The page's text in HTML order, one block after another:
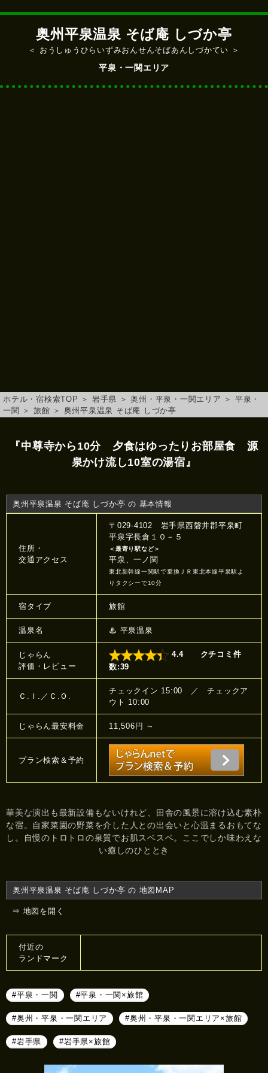
奥州平泉温泉 そば庵 しづか亭
＜ おうしゅうひらいずみおんせんそばあんしづかてい ＞
平泉・一関エリア
ホテル・宿検索TOP ＞ 岩手県 ＞奥州・平泉・一関エリア ＞ 平泉・
一関 ＞ 旅館 ＞ 奥州平泉温泉 そば庵 しづか亭
『中尊寺から10分 夕食はゆったりお部屋食 源
泉かけ流し10室の湯宿』
奥州平泉温泉 そば庵 しづか亭 の 基本情報
住所・
交通アクセス
〒029-4102 岩手県西磐井郡平泉町
平泉字長倉１０－５
＜最寄り駅など＞
平泉、一ノ関
東北新幹線一関駅で乗換ＪＲ東北本線平泉駅よ
りタクシーで10分
宿タイプ 旅館
温泉名 ♨ 平泉温泉
じゃらん
評価・レビュー
4.4
クチコミ件
数:39
Ｃ.Ｉ.／Ｃ.Ｏ.
チェックイン 15:00 ／ チェックア
ウト 10:00
じゃらん最安料金 11,506円 ～
プラン検索＆予約
華美な演出も最新設備もないけれど、田舎の風景に溶け込む素朴
な宿。自家菜園の野菜を介した人との出会いと心温まるおもてな
し。自慢のトロトロの泉質でお肌スベスベ。ここでしか味わえな
い癒しのひととき
奥州平泉温泉 そば庵 しづか亭 の 地図MAP
⇒ 地図を開く
付近の
ランドマーク
#平泉・一関 #平泉・一関×旅館
#奥州・平泉・一関エリア #奥州・平泉・一関エリア×旅館
#岩手県 #岩手県×旅館